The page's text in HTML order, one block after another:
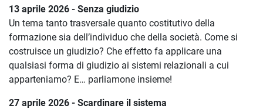
13 aprile 2026 - Senza giudizio
Un tema tanto trasversale quanto costitutivo della
formazione sia dell’individuo che della società. Come si
costruisce un giudizio? Che effetto fa applicare una
qualsiasi forma di giudizio ai sistemi relazionali a cui
apparteniamo? E… parliamone insieme!
27 aprile 2026 - Scardinare il sistema